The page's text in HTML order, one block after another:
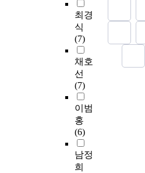
최경
식
(7)
채호
선
(7)
이범
홍
(6)
남정
희